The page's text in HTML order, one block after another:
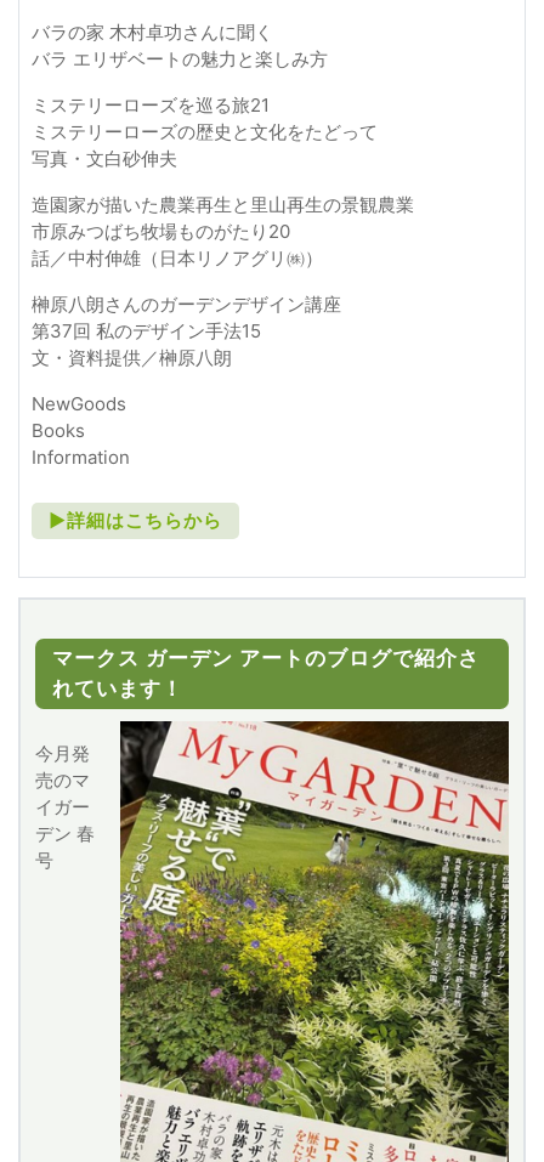
バラの家 木村卓功さんに聞く
バラ エリザベートの魅力と楽しみ方
ミステリーローズを巡る旅21
ミステリーローズの歴史と文化をたどって
写真・文白砂伸夫
造園家が描いた農業再生と里山再生の景観農業
市原みつばち牧場ものがたり20
話／中村伸雄（日本リノアグリ㈱）
榊原八朗さんのガーデンデザイン講座
第37回 私のデザイン手法15
文・資料提供／榊原八朗
NewGoods
Books
Information
►詳細はこちらから
マークス ガーデン アートのブログで紹介さ
れています！
今月発
売のマ
イガー
デン 春
号